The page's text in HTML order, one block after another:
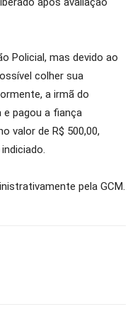
Policial, mas devido ao
colher sua
a irmã do
pagou a fiança
valor de R$ 500,00,
pela GCM.